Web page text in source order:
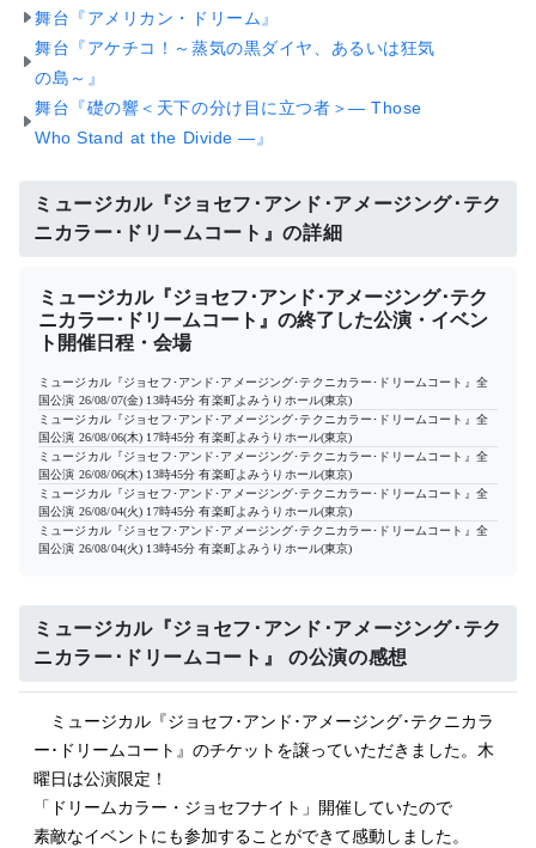
舞台『アメリカン・ドリーム』
舞台『アケチコ！～蒸気の黒ダイヤ、あるいは狂気
の島～』
舞台『礎の響＜天下の分け目に立つ者＞― Those
Who Stand at the Divide ―』
ミュージカル『ジョセフ･アンド･アメージング･テク
ニカラー･ドリームコート』の詳細
ミュージカル『ジョセフ･アンド･アメージング･テク
ニカラー･ドリームコート』の終了した公演・イベン
ト開催日程・会場
ミュージカル『ジョセフ･アンド･アメージング･テクニカラー･ドリームコート』全
国公演 26/08/07(金) 13時45分 有楽町よみうりホール(東京)
ミュージカル『ジョセフ･アンド･アメージング･テクニカラー･ドリームコート』全
国公演 26/08/06(木) 17時45分 有楽町よみうりホール(東京)
ミュージカル『ジョセフ･アンド･アメージング･テクニカラー･ドリームコート』全
国公演 26/08/06(木) 13時45分 有楽町よみうりホール(東京)
ミュージカル『ジョセフ･アンド･アメージング･テクニカラー･ドリームコート』全
国公演 26/08/04(火) 17時45分 有楽町よみうりホール(東京)
ミュージカル『ジョセフ･アンド･アメージング･テクニカラー･ドリームコート』全
国公演 26/08/04(火) 13時45分 有楽町よみうりホール(東京)
ミュージカル『ジョセフ･アンド･アメージング･テク
ニカラー･ドリームコート』 の公演の感想
ミュージカル『ジョセフ･アンド･アメージング･テクニカラ
ー･ドリームコート』のチケットを譲っていただきました。木
曜日は公演限定！
「ドリームカラー・ジョセフナイト」開催していたので
素敵なイベントにも参加することができて感動しました。